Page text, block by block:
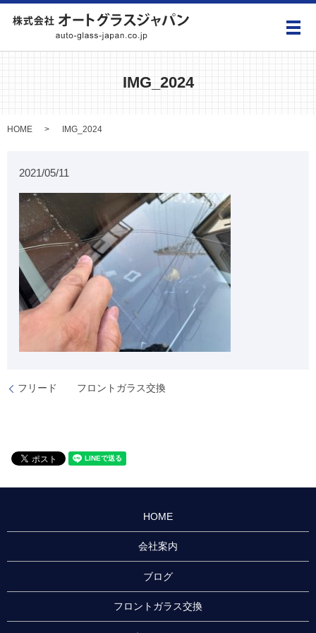
メ
IMG_2024
HOME IMG_2024
2021/05/11
フリード フロントガラス交換
HOME
会社案内
ブログ
フロントガラス交換